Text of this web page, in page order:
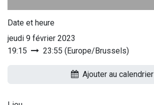
Date et heure
jeudi 9 février 2023
19:15
23:55 (Europe/Brussels)
Ajouter au calendrier